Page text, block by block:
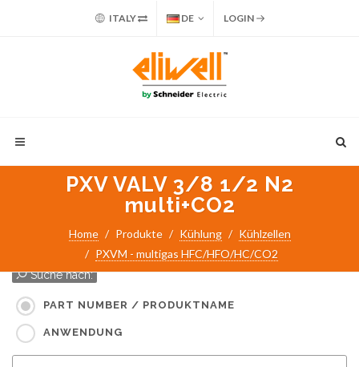
ITALY DE LOGIN
PXV VALV 3/8 1/2 N2
multi+CO2
Home Produkte Kühlung
Kühlzellen
PXVM - multigas HFC/HFO/HC/CO2
Suche nach:
PART NUMBER / PRODUKTNAME
ANWENDUNG